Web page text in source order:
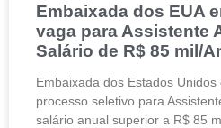
Embaixada dos EUA
vaga para Assistente
Salário de R$ 85 mil/
Embaixada dos Estados
processo seletivo para
salário anual superior a R$ 85